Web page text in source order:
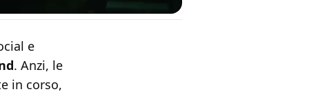
e
. Anzi, le
in corso,